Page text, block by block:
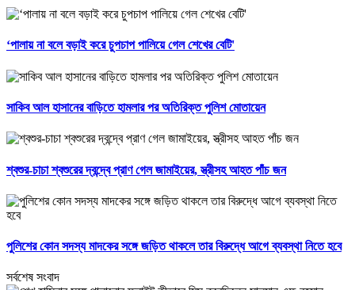
‘পালায় না বলে বড়াই করে চুপচাপ পালিয়ে গেল শেখের বেটি'
সাকিব আল হাসানের বাড়িতে হামলার পর অতিরিক্ত পুলিশ মোতায়েন
শ্বশুর-চাচা শ্বশুরের দ্বন্দ্বে প্রাণ গেল জামাইয়ের, স্ত্রীসহ আহত পাঁচ জন
পুলিশের কোন সদস্য মাদকের সঙ্গে জড়িত থাকলে তার বিরুদ্ধে আগে ব্যবস্থা নিতে হবে
সর্বশেষ সংবাদ